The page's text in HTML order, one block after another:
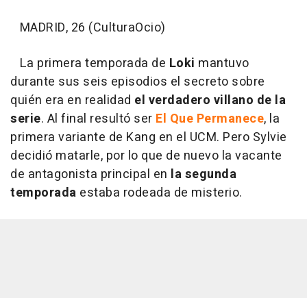
MADRID, 26 (CulturaOcio)
La primera temporada de Loki mantuvo
durante sus seis episodios el secreto sobre
quién era en realidad el verdadero villano de la
serie. Al final resultó ser El Que Permanece, la
primera variante de Kang en el UCM. Pero Sylvie
decidió matarle, por lo que de nuevo la vacante
de antagonista principal en la segunda
temporada estaba rodeada de misterio.